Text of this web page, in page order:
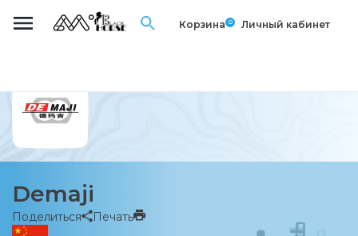
Корзина 0 Личный кабинет
Demaji
Поделиться Печать